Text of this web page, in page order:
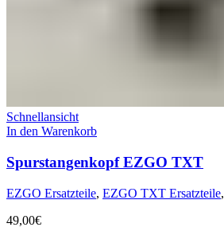
Schnellansicht
In den Warenkorb
Spurstangenkopf EZGO TXT
EZGO Ersatzteile, EZGO TXT Ersatzteile,
49,00€